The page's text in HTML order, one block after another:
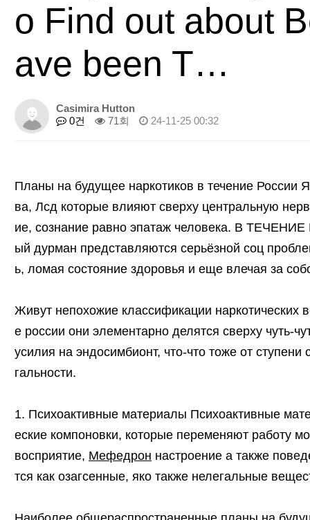
o Find out about
ave been T…
Casimira Hutton
0건
71회 24-11-25 00:32
Планы на будущее наркотиков в течение
ва, Лсд которые влияют сверху центральную
ие, сознание равно эпатаж человека. В ТЕЧЕНИЕ
ый дурман представляются серьёзной соц
ь, ломая состояние здоровья и еще влечая за
Живут непохожие классификации наркотических
е россии они элементарно делятся сверху чуть-
усилия на эндосимбионт, что-что тоже от
гальности.
1. Психоактивные материалы Психоактивные
еские компоновки, которые переменяют работу
восприятие, Мефедрон настроение а также
тся как озагсенные, яко также нелегальные